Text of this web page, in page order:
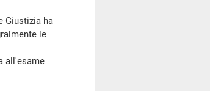
Giustizia ha
le
all'esame